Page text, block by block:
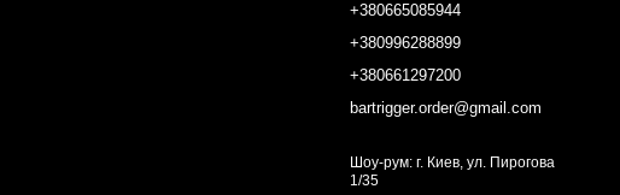
+380665085944
+380996288899
+380661297200
bartrigger.order@gmail.com
Шоу-рум: г. Киев, ул. Пирогова
1/35